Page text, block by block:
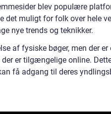
blev populære
det muligt for folk over hele
nye trends og teknikker.
af fysiske bøger, men der er
er tilgængelige online.
få adgang til deres